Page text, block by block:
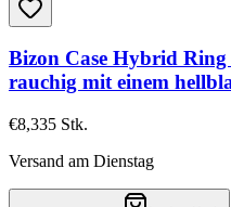
Bizon Case Hybrid
rauchig mit einem
€8,335 Stk.
Versand am Dienstag